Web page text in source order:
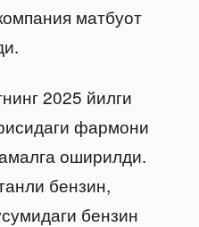
матбуот
2025 йилги
фармони
оширилди.
бензин,
бензин